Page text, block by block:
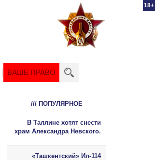
18+
ВАШЕ ПРАВО
/// ПОПУЛЯРНОЕ
В Таллине хотят снести
храм Александра Невского.
«Ташкентский» Ил-114